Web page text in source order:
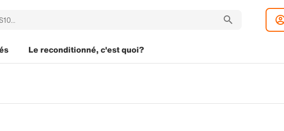
Le reconditionné, c'est quoi?